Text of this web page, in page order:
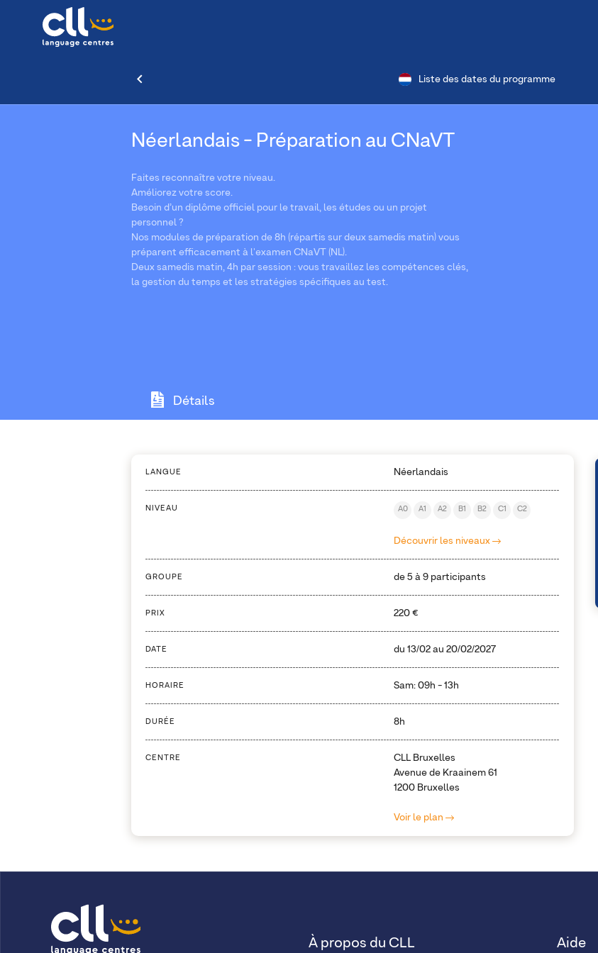
Liste des dates du programme
Néerlandais - Préparation au CNaVT
Faites reconnaître votre niveau.
Améliorez votre score.
Besoin d’un diplôme officiel pour le travail, les études ou un projet
personnel ?
Nos modules de préparation de 8h (répartis sur deux samedis matin) vous
préparent efficacement à l'examen CNaVT (NL).
Deux samedis matin, 4h par session : vous travaillez les compétences clés,
la gestion du temps et les stratégies spécifiques au test.
Détails
LANGUE Néerlandais
NIVEAU A0 A1 A2 B1 B2 C1 C2
Découvrir les niveaux
GROUPE de 5 à 9 participants
PRIX 220 €
DATE du13/02 au20/02/2027
HORAIRE Sam: 09h - 13h
DURÉE 8h
CENTRE
CLL Bruxelles
Avenue de Kraainem 61
1200 Bruxelles
Voir le plan
À propos du CLL Aide